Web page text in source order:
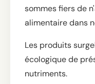
sommes fiers de
alimentaire dans
Les produits
écologique de
nutriments.